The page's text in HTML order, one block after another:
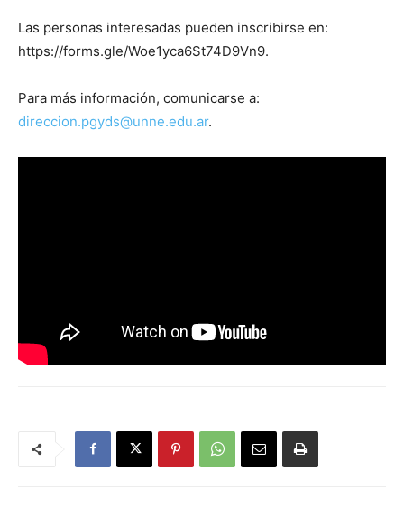
Las personas interesadas pueden inscribirse en:
https://forms.gle/Woe1yca6St74D9Vn9.
Para más información, comunicarse a:
direccion.pgyds@unne.edu.ar.